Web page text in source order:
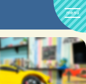
menu